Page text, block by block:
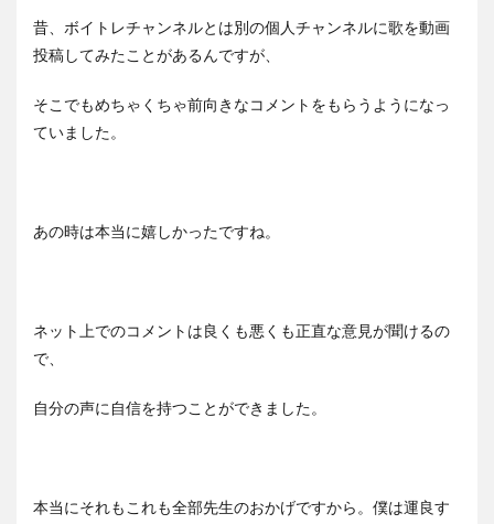
昔、ボイトレチャンネルとは別の個人チャンネルに歌を動画
投稿してみたことがあるんですが、
そこでもめちゃくちゃ前向きなコメントをもらうようになっ
ていました。
あの時は本当に嬉しかったですね。
ネット上でのコメントは良くも悪くも正直な意見が聞けるの
で、
自分の声に自信を持つことができました。
本当にそれもこれも全部先生のおかげですから。僕は運良す